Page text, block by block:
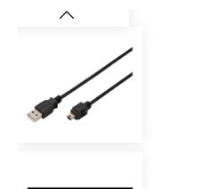
Bildergalerie überspringen